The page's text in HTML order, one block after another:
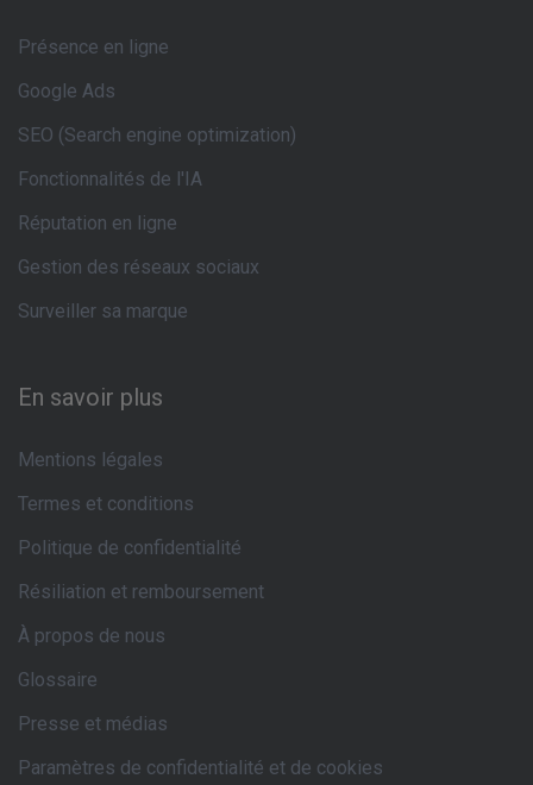
Présence en ligne
Google Ads
SEO (Search engine optimization)
Fonctionnalités de l'IA
Réputation en ligne
Gestion des réseaux sociaux
Surveiller sa marque
En savoir plus
Mentions légales
Termes et conditions
Politique de confidentialité
Résiliation et remboursement
À propos de nous
Glossaire
Presse et médias
Paramètres de confidentialité et de cookies